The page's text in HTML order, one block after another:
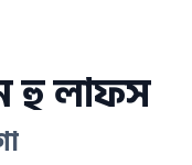
হু লাফস